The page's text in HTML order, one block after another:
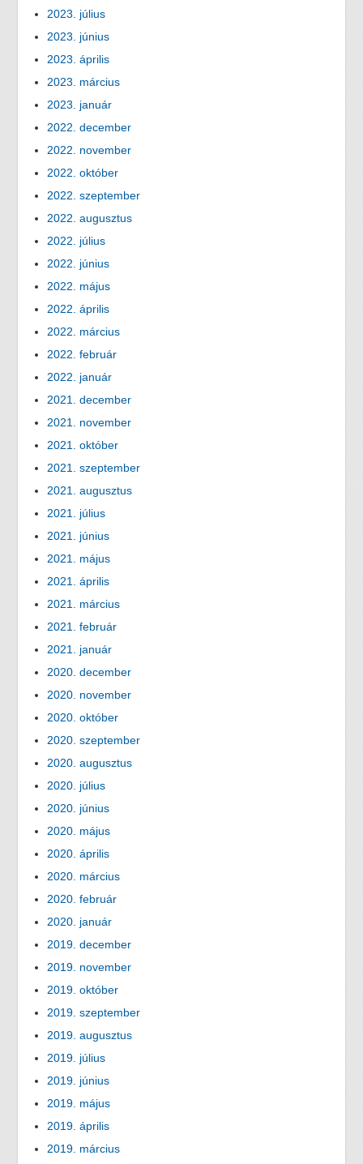
2023. július
2023. június
2023. április
2023. március
2023. január
2022. december
2022. november
2022. október
2022. szeptember
2022. augusztus
2022. július
2022. június
2022. május
2022. április
2022. március
2022. február
2022. január
2021. december
2021. november
2021. október
2021. szeptember
2021. augusztus
2021. július
2021. június
2021. május
2021. április
2021. március
2021. február
2021. január
2020. december
2020. november
2020. október
2020. szeptember
2020. augusztus
2020. július
2020. június
2020. május
2020. április
2020. március
2020. február
2020. január
2019. december
2019. november
2019. október
2019. szeptember
2019. augusztus
2019. július
2019. június
2019. május
2019. április
2019. március